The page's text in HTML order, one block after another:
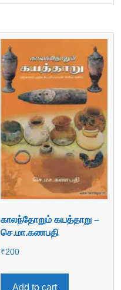
காலந்தோறும் கயத்தாறு –
செ.மா.கணபதி
₹200
Add to cart